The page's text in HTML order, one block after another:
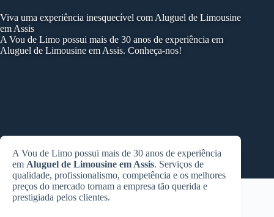
Viva uma experiência inesquecível com Aluguel de Limousine
em Assis
A Vou de Limo possui mais de 30 anos de experiência em
Aluguel de Limousine em Assis. Conheça-nos!
A Vou de Limo possui mais de 30 anos de experiência
em Aluguel de Limousine em Assis. Serviços de
qualidade, profissionalismo, competência e os melhores
preços do mercado tornam a empresa tão querida e
prestigiada pelos clientes.